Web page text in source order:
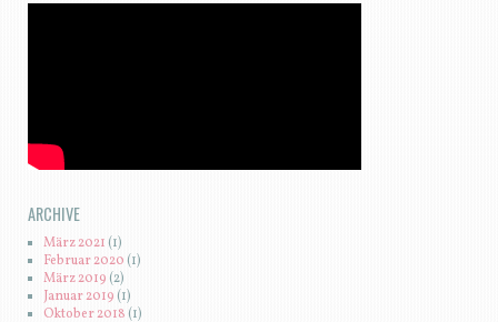
ARCHIVE
März 2021(1)
Februar 2020 (1)
März 2019 (2)
Januar 2019 (1)
Oktober 2018(1)